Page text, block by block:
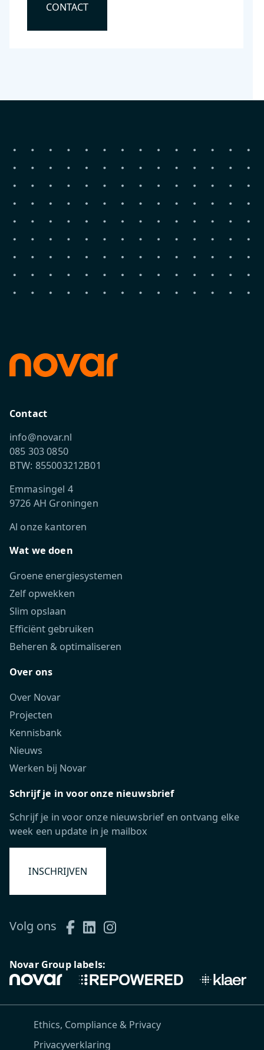
CONTACT
Contact
info@novar.nl
085 303 0850
BTW: 855003212B01
Emmasingel 4
9726 AH Groningen
Al onze kantoren
Wat we doen
Groene energiesystemen
Zelf opwekken
Slim opslaan
Efficiënt gebruiken
Beheren & optimaliseren
Over ons
Over Novar
Projecten
Kennisbank
Nieuws
Werken bij Novar
Schrijf je in voor onze nieuwsbrief
Schrijf je in voor onze nieuwsbrief en ontvang elke
week een update in je mailbox
INSCHRIJVEN
Volg ons
Novar Group labels:
Ethics, Compliance & Privacy
Privacyverklaring